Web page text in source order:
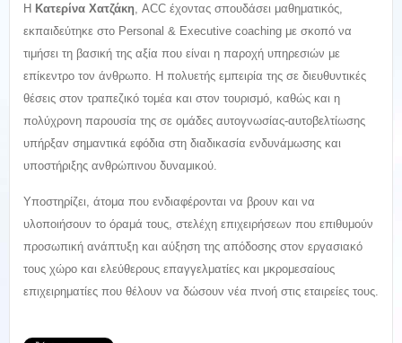
Η Κατερίνα Χατζάκη , ACC έχοντας σπουδάσει μαθηματικός,
εκπαιδεύτηκε στο Personal & Executive coaching με σκοπό να
τιμήσει τη βασική της αξία που είναι η παροχή υπηρεσιών με
επίκεντρο τον άνθρωπο. Η πολυετής εμπειρία της σε διευθυντικές
θέσεις στον τραπεζικό τομέα και στον τουρισμό, καθώς και η
πολύχρονη παρουσία της σε ομάδες αυτογνωσίας-αυτοβελτίωσης
υπήρξαν σημαντικά εφόδια στη διαδικασία ενδυνάμωσης και
υποστήριξης ανθρώπινου δυναμικού.
Υποστηρίζει, άτομα που ενδιαφέρονται να βρουν και να
υλοποιήσουν το όραμά τους, στελέχη επιχειρήσεων που επιθυμούν
προσωπική ανάπτυξη και αύξηση της απόδοσης στον εργασιακό
τους χώρο και ελεύθερους επαγγελματίες και μκρομεσαίους
επιχειρηματίες που θέλουν να δώσουν νέα πνοή στις εταιρείες τους.